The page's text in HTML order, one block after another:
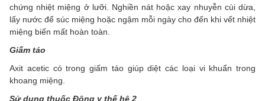
chứng nhiệt miệng ở lưỡi. Nghiền nát hoặc xay nhuyễn cùi dừa,
lấy nước để súc miệng hoặc ngậm mỗi ngày cho đến khi vết nhiệt
miệng biến mất hoàn toàn.
Giấm táo
Axit acetic có trong giấm táo giúp diệt các loại vi khuẩn trong
khoang miệng.
Sử dụng thuốc Đông y thế hệ 2